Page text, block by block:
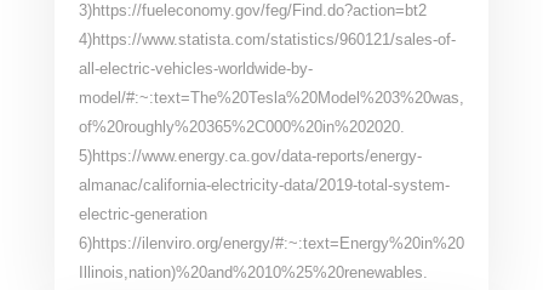
3)https://fueleconomy.gov/feg/Find.do?action=bt2
4)https://www.statista.com/statistics/960121/sales-of-
all-electric-vehicles-worldwide-by-
model/#:~:text=The%20Tesla%20Model%203%20was,
of%20roughly%20365%2C000%20in%202020.
5)https://www.energy.ca.gov/data-reports/energy-
almanac/california-electricity-data/2019-total-system-
electric-generation
6)https://ilenviro.org/energy/#:~:text=Energy%20in%20
Illinois,nation)%20and%2010%25%20renewables.